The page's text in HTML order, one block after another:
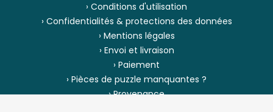
› Conditions d'utilisation
› Confidentialités & protections des données
› Mentions légales
› Envoi et livraison
› Paiement
› Pièces de puzzle manquantes ?
› Provenance